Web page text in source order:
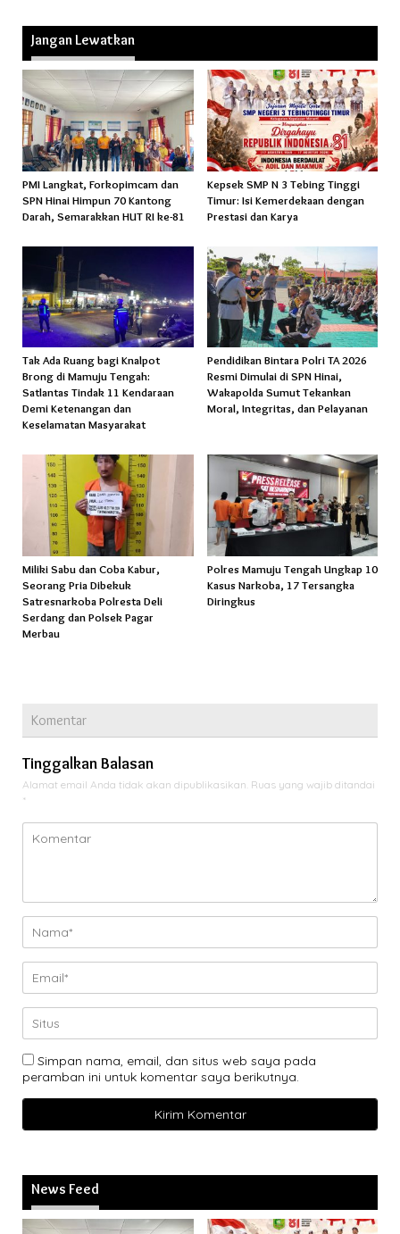
Jangan Lewatkan
PMI Langkat, Forkopimcam dan
SPN Hinai Himpun 70 Kantong
Darah, Semarakkan HUT RI ke-81
Kepsek SMP N 3 Tebing Tinggi
Timur: Isi Kemerdekaan dengan
Prestasi dan Karya
Tak Ada Ruang bagi Knalpot
Brong di Mamuju Tengah:
Satlantas Tindak 11 Kendaraan
Demi Ketenangan dan
Keselamatan Masyarakat
Pendidikan Bintara Polri TA 2026
Resmi Dimulai di SPN Hinai,
Wakapolda Sumut Tekankan
Moral, Integritas, dan Pelayanan
Miliki Sabu dan Coba Kabur,
Seorang Pria Dibekuk
Satresnarkoba Polresta Deli
Serdang dan Polsek Pagar
Merbau
Polres Mamuju Tengah Ungkap 10
Kasus Narkoba, 17 Tersangka
Diringkus
Komentar
Tinggalkan Balasan
Alamat email Anda tidak akan dipublikasikan. Ruas yang wajib ditandai
*
Simpan nama, email, dan situs web saya pada
peramban ini untuk komentar saya berikutnya.
News Feed